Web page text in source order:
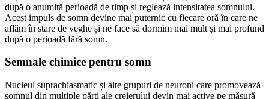
după o anumită perioadă de timp și reglează intensitatea somnului.
Acest impuls de somn devine mai puternic cu fiecare oră în care ne
aflăm în stare de veghe și ne face să dormim mai mult și mai profund
după o perioadă fără somn.
Semnale chimice pentru somn
Nucleul suprachiasmatic și alte grupuri de neuroni care promovează
somnul din multiple părți ale creierului devin mai active pe măsură